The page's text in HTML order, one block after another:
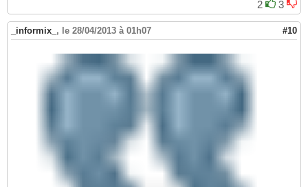
2
3
_informix_ , le 28/04/2013 à 01h07 #10